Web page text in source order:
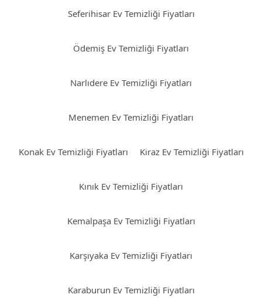
Seferihisar Ev Temizliği Fiyatları
Ödemiş Ev Temizliği Fiyatları
Narlıdere Ev Temizliği Fiyatları
Menemen Ev Temizliği Fiyatları
Konak Ev Temizliği Fiyatları Kiraz Ev Temizliği Fiyatları
Kınık Ev Temizliği Fiyatları
Kemalpaşa Ev Temizliği Fiyatları
Karşıyaka Ev Temizliği Fiyatları
Karaburun Ev Temizliği Fiyatları